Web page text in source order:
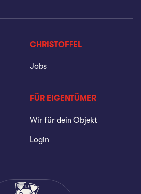
CHRISTOFFEL
Jobs
FÜR EIGENTÜMER
Wir für dein Objekt
Login